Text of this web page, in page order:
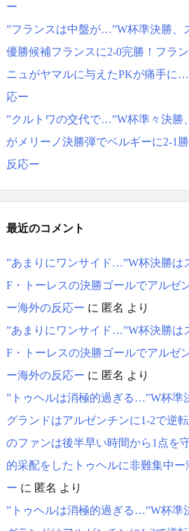
ー
”フランスは中盤が…”W杯準決勝、
優勝候補フランスに2-0完勝！フラ
ニュがヤマルに与えたPKが痛手に
応ー
”クルトワの交代で…”W杯準々決勝
がメリーノ決勝弾でベルギーに2-1
反応ー
最近のコメント
”あまりにワンサイド…”W杯決勝は
F・トーレスの決勝ゴールでアルゼ
ー海外の反応ー に 匿名 より
”あまりにワンサイド…”W杯決勝は
F・トーレスの決勝ゴールでアルゼ
ー海外の反応ー に 匿名 より
”トゥヘルは消極的過ぎる…”W杯準
グランドはアルゼンチンに1-2で逆
のファンは後半早い時間から1点を
的采配をしたトゥヘルに非難集中ー
ー に 匿名 より
”トゥヘルは消極的過ぎる…”W杯準